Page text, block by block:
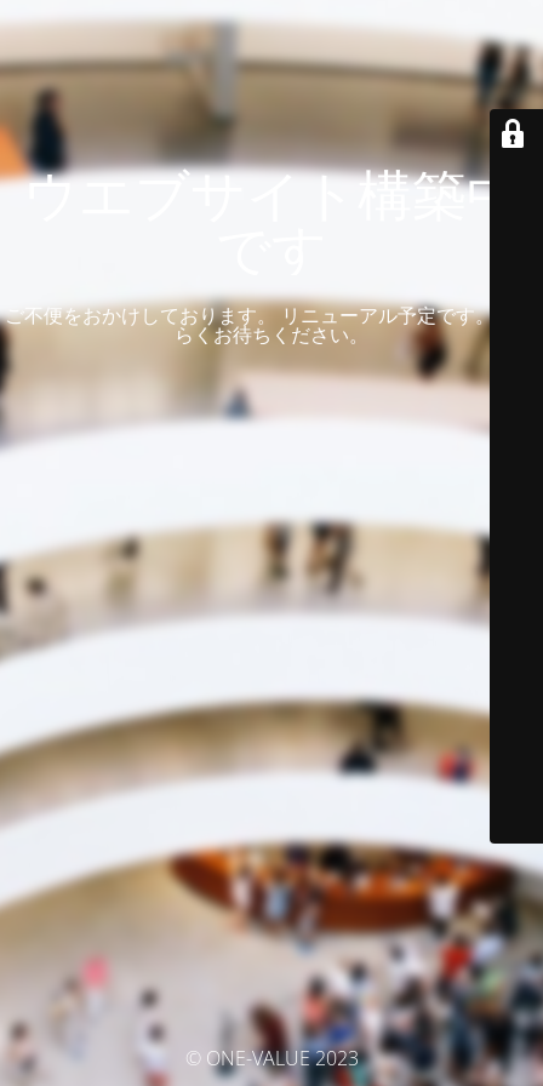
ウエブサイト構築中
ご不便をおかけしております。 リニューアル予定です。 しば
らくお待ちください。
© ONE-VALUE 2023